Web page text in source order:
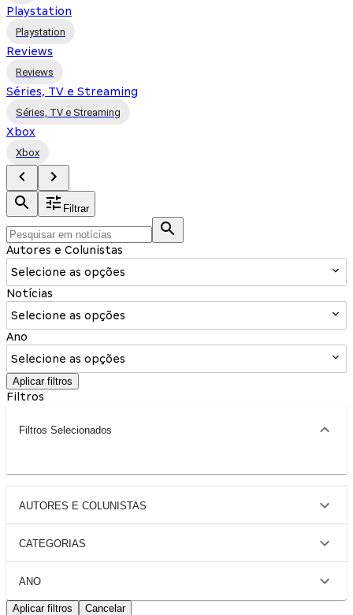
Playstation
Playstation
Reviews
Reviews
Séries, TV e Streaming
Séries, TV e Streaming
Xbox
Xbox
Filtrar
Autores e Colunistas
Selecione as opções
Notícias
Selecione as opções
Ano
Selecione as opções
Aplicar filtros
Filtros
Filtros Selecionados
AUTORES E COLUNISTAS
CATEGORIAS
ANO
Aplicar filtros Cancelar